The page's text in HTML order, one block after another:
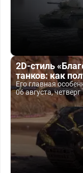
2D-стиль
танков: как
Его главная
06 августа, четверг